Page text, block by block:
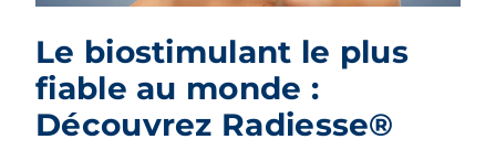
Le biostimulant le plus
fiable au monde :
Découvrez Radiesse®